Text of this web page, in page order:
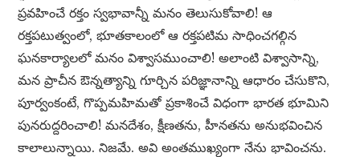
ప్రవహించే రక్తం స్వభావాన్నీ మనం తెలుసుకోవాలి! ఆ
రక్తపటుత్వంలో, భూతకాలంలో ఆ రక్తపటిమ సాధించగల్గిన
ఘనకార్యాలలో మనం విశ్వాసముంచాలి! అలాంటి విశ్వాసాన్ని,
మన ప్రాచీన ఔన్నత్యాన్ని గూర్చిన పరిజ్ఞానాన్ని ఆధారం చేసుకొని,
పూర్వంకంటే, గొప్పమహిమతో ప్రకాశించే విధంగా భారత భూమిని
పునరుద్దరించాలి! మనదేశం, క్షీణతను, హీనతను అనుభవించిన
కాలాలున్నాయి. నిజమే. అవి అంతముఖ్యంగా నేను భావించను.